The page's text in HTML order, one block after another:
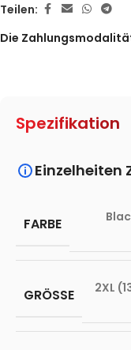
Teilen:
Die
Spezifikation
Einzelheiten
FARBE
GRÖSSE 2XL